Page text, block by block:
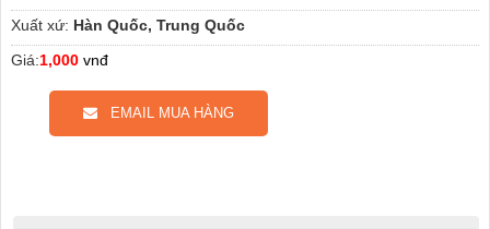
Xuất xứ: Hàn Quốc, Trung Quốc
Giá:1,000 vnđ
EMAIL MUA HÀNG